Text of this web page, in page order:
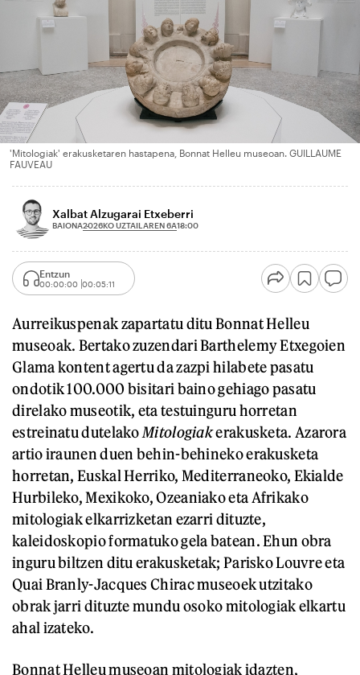
'Mitologiak' erakusketaren hastapena, Bonnat Helleu museoan. GUILLAUME
FAUVEAU
Xalbat Alzugarai Etxeberri
BAIONA2026KO UZTAILAREN 6A18:00
Entzun
00:00:00 00:05:11
Aurreikuspenak zapartatu ditu Bonnat Helleu
museoak. Bertako zuzendari Barthelemy Etxegoien
Glama kontent agertu da zazpi hilabete pasatu
ondotik 100.000 bisitari baino gehiago pasatu
direlako museotik, eta testuinguru horretan
estreinatu dutelako Mitologiakerakusketa. Azarora
artio iraunen duen behin-behineko erakusketa
horretan, Euskal Herriko, Mediterraneoko, Ekialde
Hurbileko, Mexikoko, Ozeaniako eta Afrikako
mitologiak elkarrizketan ezarri dituzte,
kaleidoskopio formatuko gela batean. Ehun obra
inguru biltzen ditu erakusketak; Parisko Louvre eta
Quai Branly-Jacques Chirac museoek utzitako
obrak jarri dituzte mundu osoko mitologiak elkartu
ahal izateko.
Bonnat Helleu museoan mitologiak idazten,